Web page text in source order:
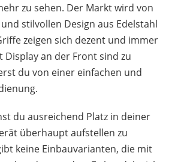
zu sehen. Der Markt wird von
stilvollen Design aus Edelstahl
zeigen sich dezent und immer
Display an der Front sind zu
du von einer einfachen und
du ausreichend Platz in deiner
überhaupt aufstellen zu
keine Einbauvarianten, die mit